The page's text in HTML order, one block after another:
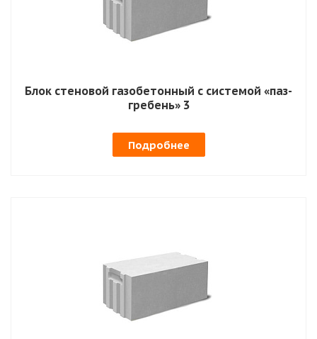
Блок стеновой газобетонный с системой «паз-
гребень» 3
Подробнее